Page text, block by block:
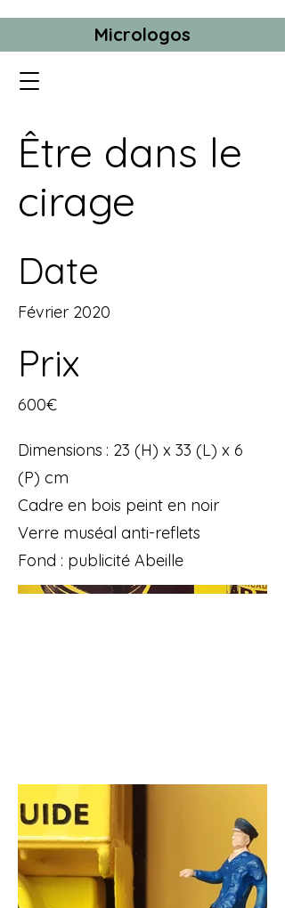
Micrologos
Être dans le
cirage
Date
Février 2020
Prix
600€
Dimensions : 23 (H) x 33 (L) x 6
(P) cm
Cadre en bois peint en noir
Verre muséal anti-reflets
Fond : publicité Abeille